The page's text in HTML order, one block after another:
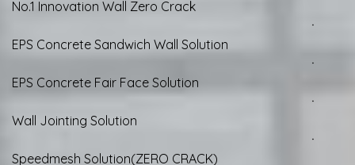
No.1 Innovation Wall Zero Crack
ㆍ
EPS Concrete Sandwich Wall Solution
ㆍ
EPS Concrete Fair Face Solution
ㆍ
Wall Jointing Solution
ㆍ
Speedmesh Solution(ZERO CRACK)